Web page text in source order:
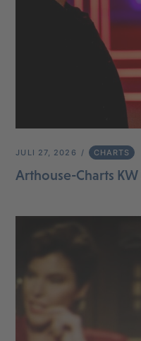
JULI 27, 2026 CHARTS
Arthouse-Charts